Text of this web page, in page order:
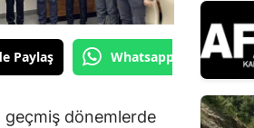
Paylaş Whatsapp'tan Gönder
geçmiş dönemlerde